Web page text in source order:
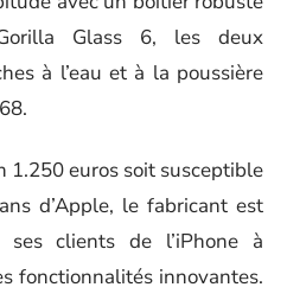
Glass 6, les deux
à l’eau et à la poussière
1.250 euros soit susceptible
d’Apple, le fabricant est
ses clients de l’iPhone à
fonctionnalités innovantes.